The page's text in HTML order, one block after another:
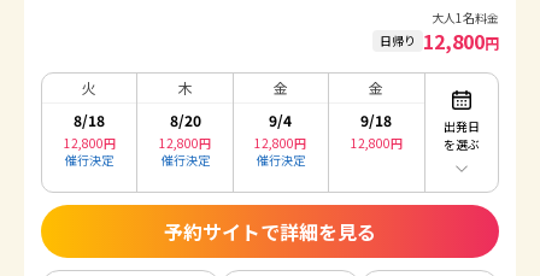
大人1名料金
日帰り 12,800円
火
8/18
12,800円
催行決定
木
8/20
12,800円
催行決定
金
9/4
12,800円
催行決定
金
9/18
12,800円
出発日
を選ぶ
予約サイトで詳細を見る